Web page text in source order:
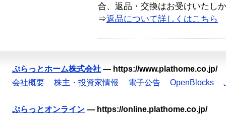
合、返品・交換はお受けいたし
⇒返品について詳しくはこちら
ぷらっとホーム株式会社 — https://www.plathome.co.jp/
会社概要
株主・投資家情報 電子公告 OpenBlocks
ぷらっとオンライン — https://online.plathome.co.jp/